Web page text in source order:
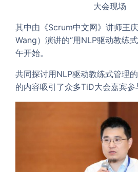
大会现场
其中由《Scrum中文网》讲师王
Wang）演讲的“用NLP驱动教练
午开始。
共同探讨用NLP驱动教练式管理
的内容吸引了众多TiD大会嘉宾参